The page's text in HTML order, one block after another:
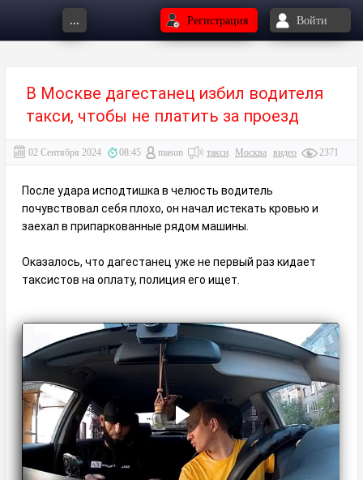
... Регистрация Войти
В Москве дагестанец избил водителя
такси, чтобы не платить за проезд
02 Сентября 2024 08:45 masun такси Москва видео 2371
После удара исподтишка в челюсть водитель
почувствовал себя плохо, он начал истекать кровью и
заехал в припаркованные рядом машины.
Оказалось, что дагестанец уже не первый раз кидает
таксистов на оплату, полиция его ищет.